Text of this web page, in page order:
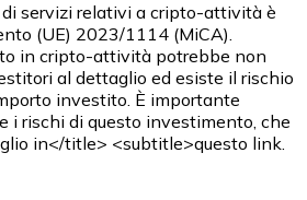
bancario
debito
e Mastercard per acquistare
servizi relativi a cripto-attività è
(UE) 2023/1114 (MiCA).
in cripto-attività potrebbe non
al dettaglio ed esiste il rischio
investito. È importante
i rischi di questo investimento, che
in</title> <subtitle>questo link.